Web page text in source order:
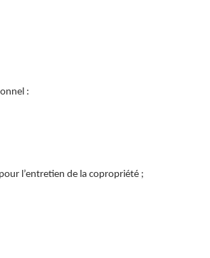
:
l’entretien de la copropriété ;